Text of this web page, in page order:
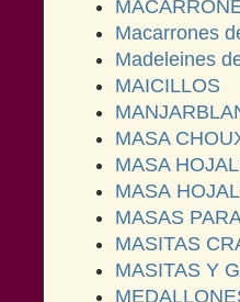
Macarrones
Madeleines
MAICILLOS
MASA
MASA
MASA
MASAS
MASITAS
MASITAS Y